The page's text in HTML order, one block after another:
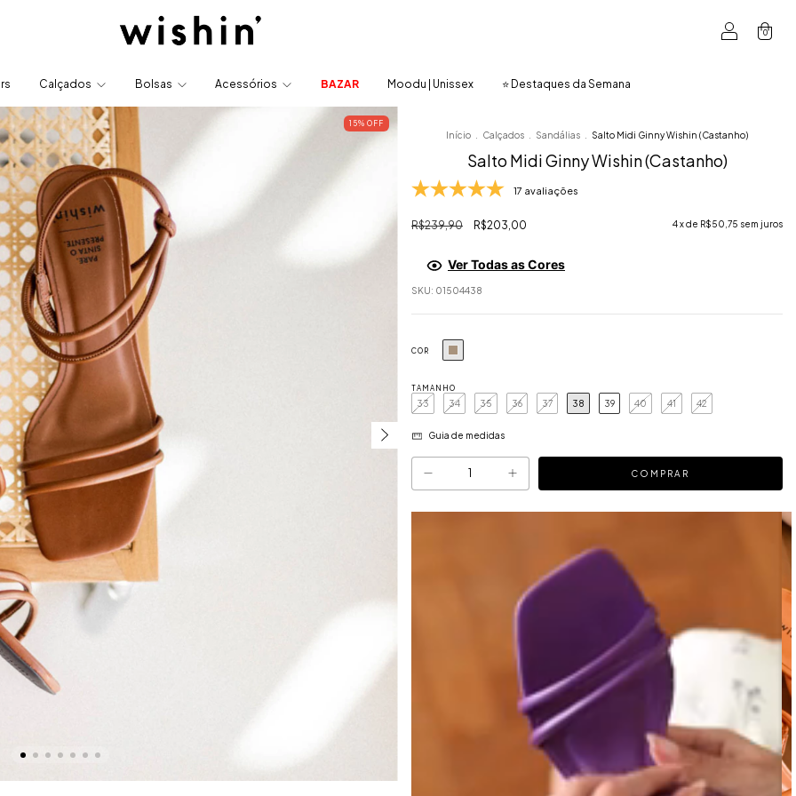
0
Calçados Bolsas Acessórios BAZAR Moodu | Unissex ⭐ Destaques da Semana
15% OFF
Início Calçados Sandálias Salto Midi Ginny Wishin (Castanho)
Salto Midi Ginny Wishin (Castanho)
17 avaliações
R$239,90 R$203,00 4x de R$50,75 sem juros
Ver Todas as Cores
SKU: 01504438
COR
TAMANHO
33 34 35 36 37 38 39 40 41 42
Guia de medidas